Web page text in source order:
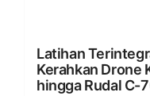
Latihan
Kerahkan Drone
hingga Rudal C-